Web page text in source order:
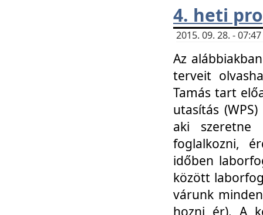
4. heti
2015. 09. 28. -
Az
terveit
Tamás tart
utasítás
aki szeretne
foglalkozni,
időben
között
várunk
hozni ér). A